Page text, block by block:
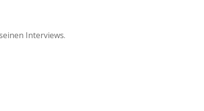
Interviews.